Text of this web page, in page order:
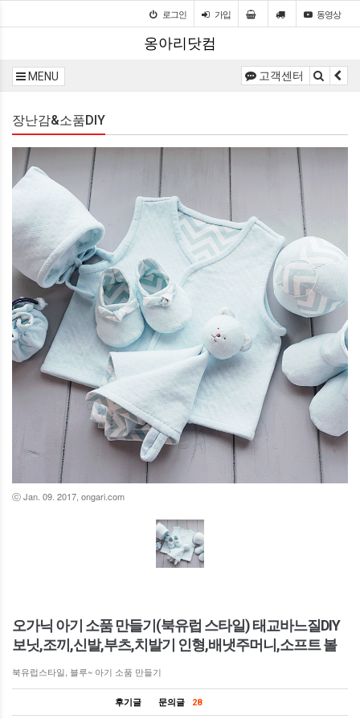
로그인 가입 동영상
옹아리닷컴
MENU 고객센터
장난감&소품DIY
ⓒ Jan. 09. 2017, ongari.com
오가닉 아기 소품 만들기(북유럽 스타일) 태교바느질DIY
보닛,조끼,신발,부츠,치발기 인형,배냇주머니,소프트 볼
북유럽스타일, 블루~ 아기 소품 만들기
후기글 문의글 28